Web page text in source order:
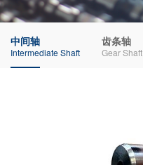
中间轴
Intermediate Shaft
齿条轴
Gear Shaft